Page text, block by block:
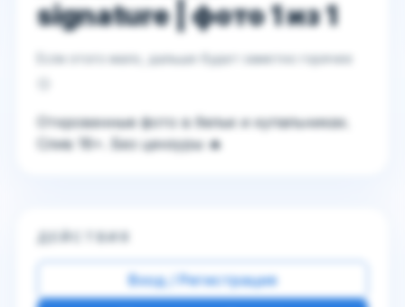
signature | фото 1 из 1
Если этого мало, дальше будет заметно горячее
Откровенные фото в белье и купальниках.
Слив 18+. Без цензуры 🔥
ДЕЙСТВИЯ
Вход / Регистрация